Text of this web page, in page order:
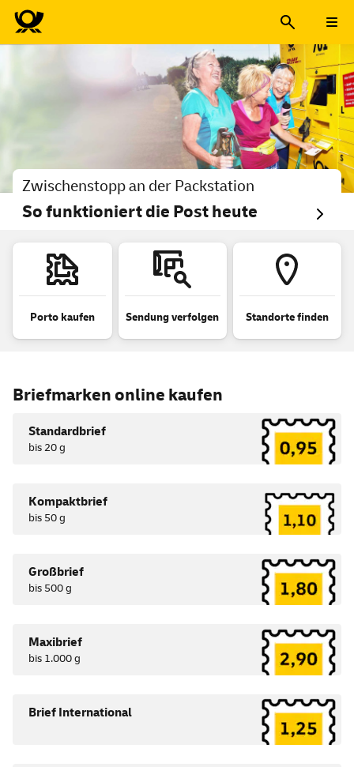
Deutsche Post – Die Post für
Zwischenstopp an der Packstation
So funktioniert die Post heute
Porto kaufen Sendung verfolgen Standorte finden
Briefmarken online kaufen
Standardbrief
bis 20 g
Kompaktbrief
bis 50 g
Großbrief
bis 500 g
Maxibrief
bis 1.000 g
Brief International